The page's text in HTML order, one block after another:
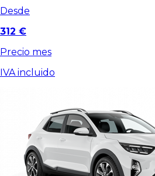
Desde
312 €
Precio mes
IVA incluido